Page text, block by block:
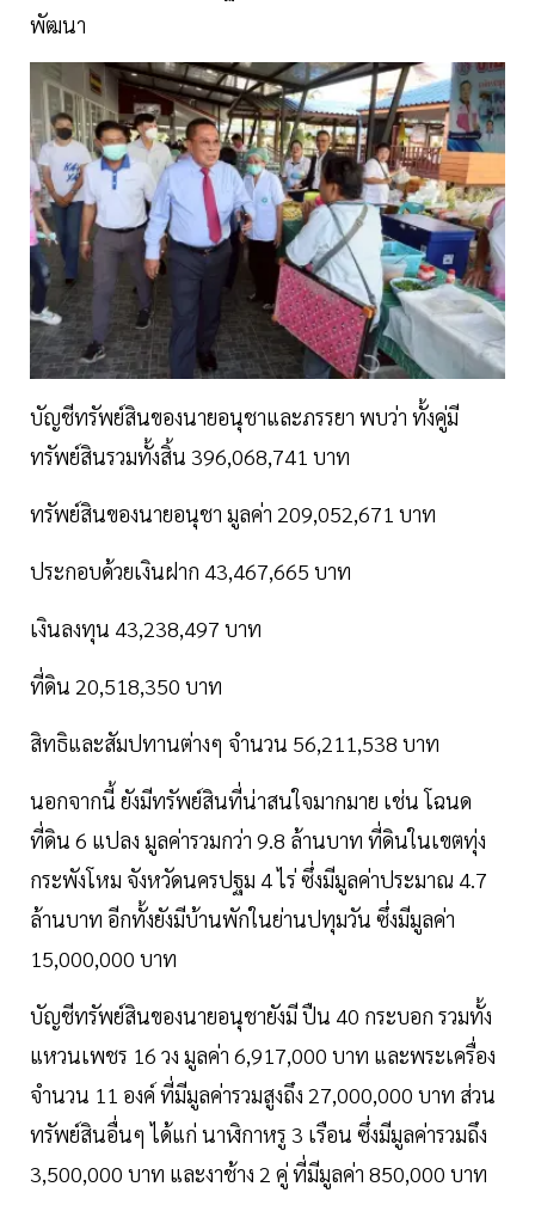
พัฒนา
บัญชีทรัพย์สินของนายอนุชาและภรรยา พบว่า ทั้งคู่มี
ทรัพย์สินรวมทั้งสิ้น 396,068,741 บาท
ทรัพย์สินของนายอนุชา มูลค่า 209,052,671 บาท
ประกอบด้วยเงินฝาก 43,467,665 บาท
เงินลงทุน 43,238,497 บาท
ที่ดิน 20,518,350 บาท
สิทธิและสัมปทานต่างๆ จำนวน 56,211,538 บาท
นอกจากนี้ ยังมีทรัพย์สินที่น่าสนใจมากมาย เช่น โฉนด
ที่ดิน 6 แปลง มูลค่ารวมกว่า 9.8 ล้านบาท ที่ดินในเขตทุ่ง
กระพังโหม จังหวัดนครปฐม 4 ไร่ ซึ่งมีมูลค่าประมาณ 4.7
ล้านบาท อีกทั้งยังมีบ้านพักในย่านปทุมวัน ซึ่งมีมูลค่า
15,000,000 บาท
บัญชีทรัพย์สินของนายอนุชายังมี ปืน 40 กระบอก รวมทั้ง
แหวนเพชร 16 วง มูลค่า 6,917,000 บาท และพระเครื่อง
จำนวน 11 องค์ ที่มีมูลค่ารวมสูงถึง 27,000,000 บาท ส่วน
ทรัพย์สินอื่นๆ ได้แก่ นาฬิกาหรู 3 เรือน ซึ่งมีมูลค่ารวมถึง
3,500,000 บาท และงาช้าง 2 คู่ ที่มีมูลค่า 850,000 บาท